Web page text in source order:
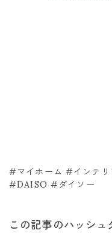
#マイホーム #インテ
#DAISO #ダイソー
この記事のハッシュ